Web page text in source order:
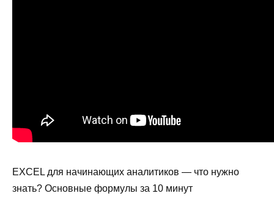
EXCEL для начинающих аналитиков — что нужно
знать? Основные формулы за 10 минут